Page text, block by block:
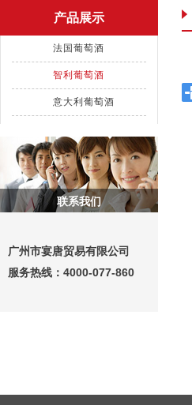
产品展示
法国葡萄酒
智利葡萄酒
意大利葡萄酒
联系我们
广州市宴唐贸易有限公司
服务热线： 4000-077-860